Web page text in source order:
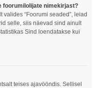
foorumilolijate nimekirjast?
“Foorumi seaded”, leiad
selle, siis näevad sind ainult
Sind loendatakse kui
teises ajavööndis. Sellisel